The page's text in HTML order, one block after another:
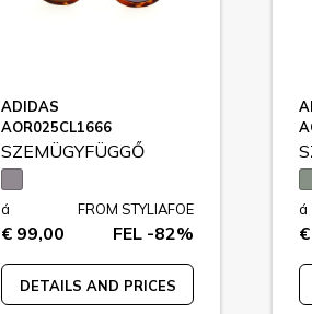
ADIDAS
AOR025CL1666
SZEMÜGYFÜGGŐ
á
€ 99,00
FROM STYLIAFOE
FEL -82%
DETAILS AND PRICES
á